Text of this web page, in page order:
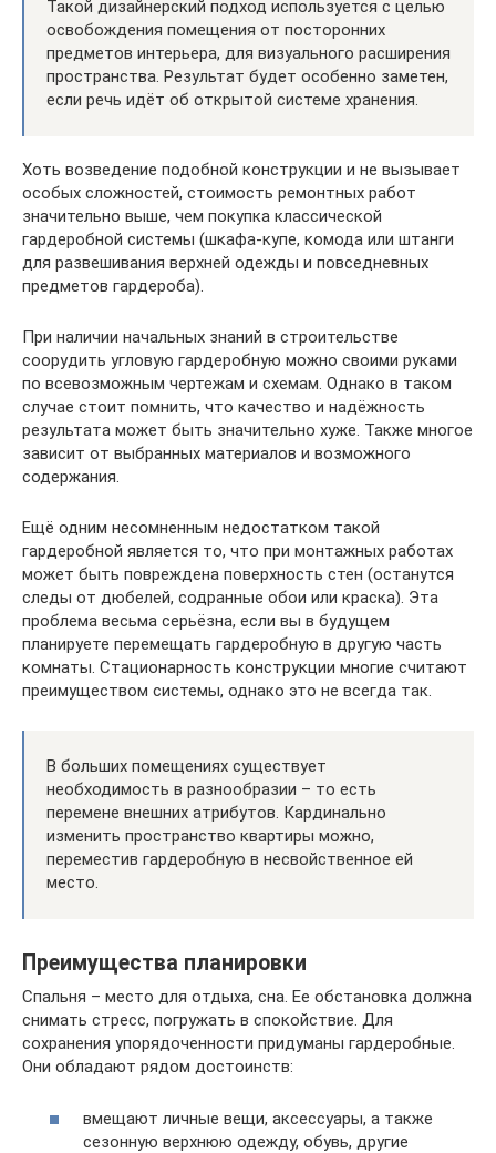
Такой дизайнерский подход используется с целью
освобождения помещения от посторонних
предметов интерьера, для визуального расширения
пространства. Результат будет особенно заметен,
если речь идёт об открытой системе хранения.
Хоть возведение подобной конструкции и не вызывает
особых сложностей, стоимость ремонтных работ
значительно выше, чем покупка классической
гардеробной системы (шкафа-купе, комода или штанги
для развешивания верхней одежды и повседневных
предметов гардероба).
При наличии начальных знаний в строительстве
соорудить угловую гардеробную можно своими руками
по всевозможным чертежам и схемам. Однако в таком
случае стоит помнить, что качество и надёжность
результата может быть значительно хуже. Также многое
зависит от выбранных материалов и возможного
содержания.
Ещё одним несомненным недостатком такой
гардеробной является то, что при монтажных работах
может быть повреждена поверхность стен (останутся
следы от дюбелей, содранные обои или краска). Эта
проблема весьма серьёзна, если вы в будущем
планируете перемещать гардеробную в другую часть
комнаты. Стационарность конструкции многие считают
преимуществом системы, однако это не всегда так.
В больших помещениях существует
необходимость в разнообразии – то есть
перемене внешних атрибутов. Кардинально
изменить пространство квартиры можно,
переместив гардеробную в несвойственное ей
место.
Преимущества планировки
Спальня – место для отдыха, сна. Ее обстановка должна
снимать стресс, погружать в спокойствие. Для
сохранения упорядоченности придуманы гардеробные.
Они обладают рядом достоинств:
вмещают личные вещи, аксессуары, а также
сезонную верхнюю одежду, обувь, другие